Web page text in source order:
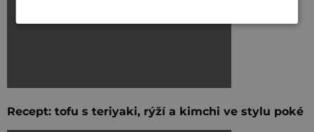
Recept: tofu s teriyaki, rýží a kimchi ve stylu poké